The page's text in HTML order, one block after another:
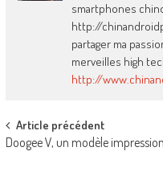
smartphones
http://
partager ma
merveilles high
http://
Post
navigation
Article précédent
Doogee V, un modèle